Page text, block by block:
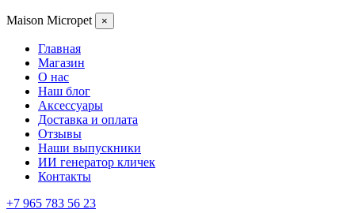
Maison Micropet ×
Главная
Магазин
О нас
Наш блог
Аксессуары
Доставка и оплата
Отзывы
Наши выпускники
ИИ генератор кличек
Контакты
+7 965 783 56 23